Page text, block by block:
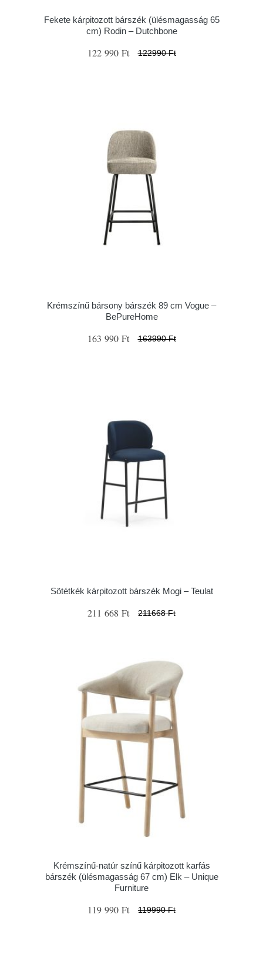
Fekete kárpitozott bárszék (ülésmagasság 65
cm) Rodin – Dutchbone
122 990 Ft 122990 Ft
Krémszínű bársony bárszék 89 cm Vogue –
BePureHome
163 990 Ft 163990 Ft
Sötétkék kárpitozott bárszék Mogi – Teulat
211 668 Ft 211668 Ft
Krémszínű-natúr színű kárpitozott karfás
bárszék (ülésmagasság 67 cm) Elk – Unique
Furniture
119 990 Ft 119990 Ft